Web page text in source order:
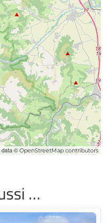
data © OpenStreetMap contributors
…